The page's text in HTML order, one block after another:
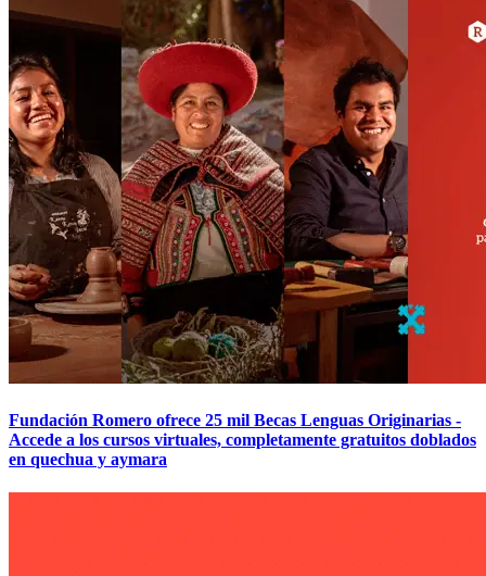
Fundación Romero ofrece 25 mil Becas Lenguas Originarias -
Accede a los cursos virtuales, completamente gratuitos doblados
en quechua y aymara